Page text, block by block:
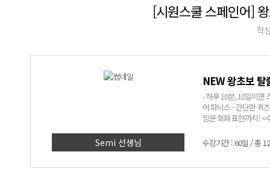
[시원스쿨 스페인어]
작
Semi 선생님
NEW 왕초보 탈
- 하루 10분, 10일이면
어 파닉스 - 간단한 퀴
입문 회화 표현까지! <수강 효과> - 10일이면 스페인어를 읽을 수 있다! - 나도 모르게 머릿속에 입력
왕초보탈출 강의를 듣
수강기간 : 60일 / 총